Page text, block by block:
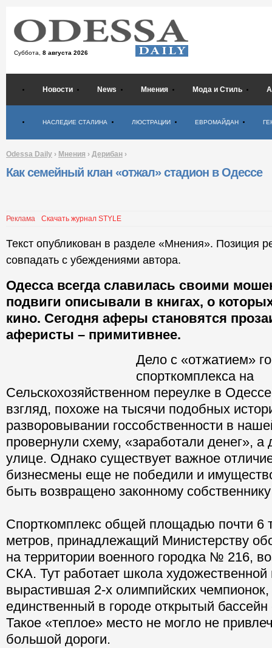
Суббота, 8 августа 2026
Новости News Мнения Мода и Стиль
НАСЛЕДИЕ СТАЛИНА ЛЮСТРАЦИИ ЕВРОМАЙДАН
Odessa Daily › Мнения › Дерибан ›
Как семейный клан «отжал» стадион в Одессе
Реклама Скачать журнал STYLE
Текст опубликован в разделе «Мнения». Позиция
совпадать с убеждениями автора.
Одесса всегда славилась своими
подвиги описывали в книгах, о
кино. Сегодня аферы становятся
аферисты – примитивнее.
Дело с «отжатием»
спорткомплекса на
Сельскохозяйственном переулке в
взгляд, похоже на тысячи подобных
разворовывании госсобственности в
провернули схему, «заработали денег», а
улице. Однако существует важное
бизнесмены еще не победили и
быть возвращено законному
Спорткомплекс общей площадью почти 6
метров, принадлежащий Министерству
на территории военного городка № 216,
СКА. Тут работает школа художественной
вырастившая 2-х олимпийских
единственный в городе открытый
Такое «теплое» место не могло не
большой дороги.